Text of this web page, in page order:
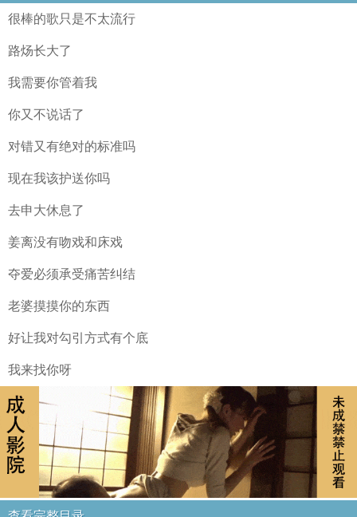
很棒的歌只是不太流行
路炀长大了
我需要你管着我
你又不说话了
对错又有绝对的标准吗
现在我该护送你吗
去申大休息了
姜离没有吻戏和床戏
夺爱必须承受痛苦纠结
老婆摸摸你的东西
好让我对勾引方式有个底
我来找你呀